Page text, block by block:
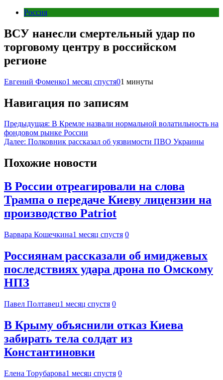
Россия
ВСУ нанесли смертельный удар по
торговому центру в российском
регионе
Евгений Фоменко1 месяц спустя01 минуты
Навигация по записям
Предыдущая: В Кремле назвали нормальной волатильность на
фондовом рынке России
Далее: Полковник рассказал об уязвимости ПВО Украины
Похожие новости
В России отреагировали на слова
Трампа о передаче Киеву лицензии на
производство Patriot
Варвара Кошечкина1 месяц спустя 0
Россиянам рассказали об имиджевых
последствиях удара дрона по Омскому
НПЗ
Павел Полтавец1 месяц спустя 0
В Крыму объяснили отказ Киева
забирать тела солдат из
Константиновки
Елена Торубарова1 месяц спустя 0